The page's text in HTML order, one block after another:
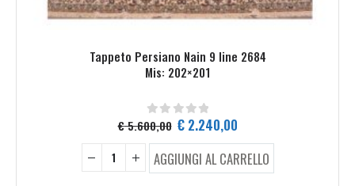
Tappeto Persiano Nain 9 line 2684
Mis: 202×201
0Su 5
€5.600,00 Il
prezzo
originale
era:
€ 5.600,00.
€2.240,00Il
prezzo
attuale
è:
€ 2.240,00.
AGGIUNGI AL CARRELLO